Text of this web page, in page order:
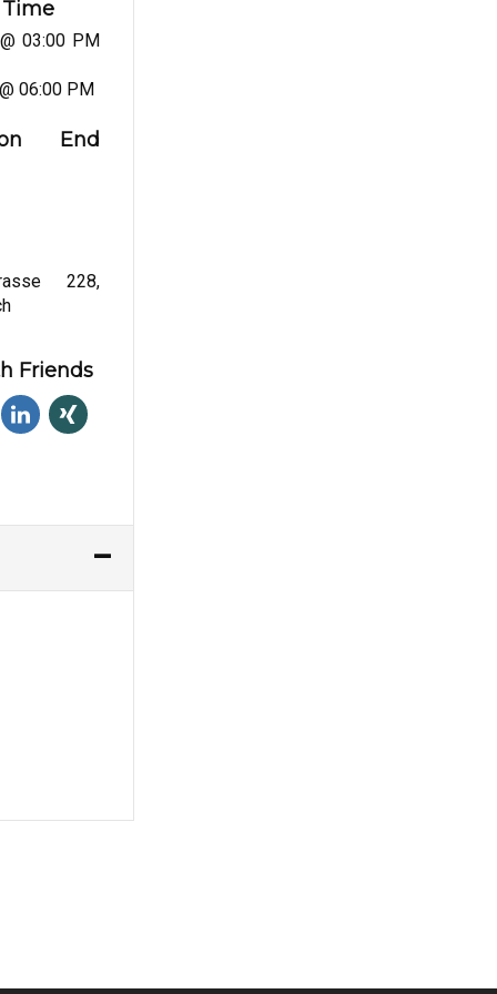
03:00 PM
06:00 PM
End
228,
Friends